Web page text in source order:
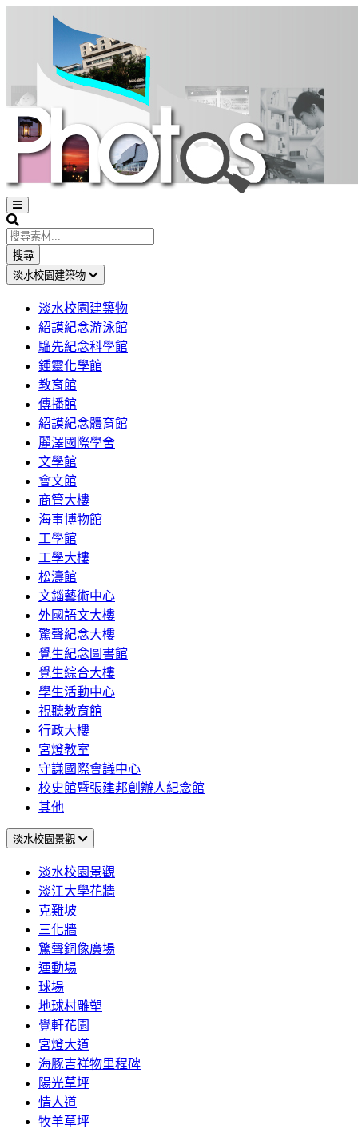
Open
sidebar
Search
搜尋
淡水校園建築物
淡水校園建築物
紹謨紀念游泳館
騮先紀念科學館
鍾靈化學館
教育館
傳播館
紹謨紀念體育館
麗澤國際學舍
文學館
會文館
商管大樓
海事博物館
工學館
工學大樓
松濤館
文錙藝術中心
外國語文大樓
驚聲紀念大樓
覺生紀念圖書館
覺生綜合大樓
學生活動中心
視聽教育館
行政大樓
宮燈教室
守謙國際會議中心
校史館暨張建邦創辦人紀念館
其他
淡水校園景觀
淡水校園景觀
淡江大學花牆
克難坡
三化牆
驚聲銅像廣場
運動場
球場
地球村雕塑
覺軒花園
宮燈大道
海豚吉祥物里程碑
陽光草坪
情人道
牧羊草坪